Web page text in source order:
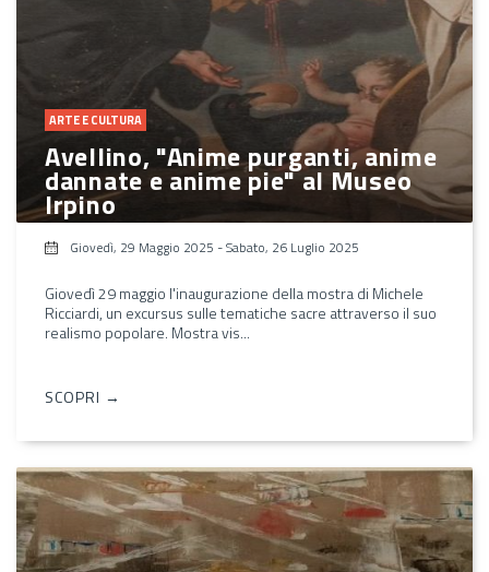
ARTE E CULTURA
Avellino, "Anime purganti, anime
dannate e anime pie" al Museo
Irpino
Giovedì, 29 Maggio 2025 -Sabato, 26 Luglio 2025
Giovedì 29 maggio l'inaugurazione della mostra di Michele
Ricciardi, un excursus sulle tematiche sacre attraverso il suo
realismo popolare. Mostra vis...
SCOPRI →